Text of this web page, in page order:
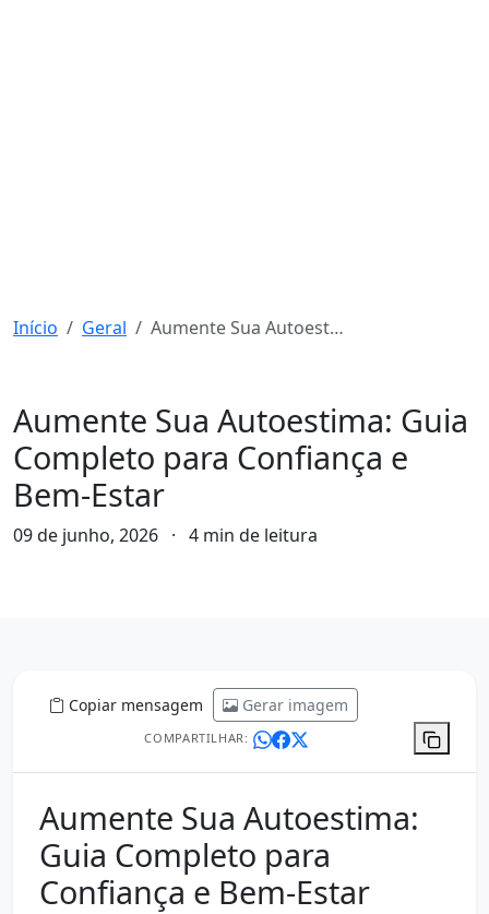
Início Geral Aumente Sua Autoestima: Guia Completo para Confiança e Bem-Estar
Aumente Sua Autoestima: Guia
Completo para Confiança e
Bem-Estar
09 de junho, 2026 · 4 min de leitura
Copiar mensagem Gerar imagem
COMPARTILHAR:
Aumente Sua Autoestima:
Guia Completo para
Confiança e Bem-Estar